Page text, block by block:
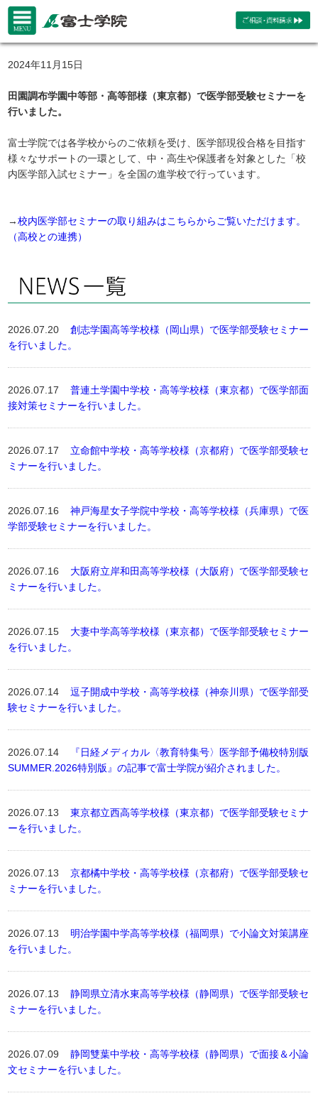
2024年11月15日
田園調布学園中等部・高等部様（東京都）で医学部受験セミナーを
行いました。
富士学院では各学校からのご依頼を受け、医学部現役合格を目指す
様々なサポートの一環として、中・高生や保護者を対象とした「校
内医学部入試セミナー」を全国の進学校で行っています。
→校内医学部セミナーの取り組みはこちらからご覧いただけます。
（高校との連携）
2026.07.20創志学園高等学校様（岡山県）で医学部受験セミナー
を行いました。
2026.07.17普連土学園中学校・高等学校様（東京都）で医学部面
接対策セミナーを行いました。
2026.07.17 立命館中学校・高等学校様（京都府）で医学部受験セ
ミナーを行いました。
2026.07.16神戸海星女子学院中学校・高等学校様（兵庫県）で医
学部受験セミナーを行いました。
2026.07.16 大阪府立岸和田高等学校様（大阪府）で医学部受験セ
ミナーを行いました。
2026.07.15 大妻中学高等学校様（東京都）で医学部受験セミナー
を行いました。
2026.07.14逗子開成中学校・高等学校様（神奈川県）で医学部受
験セミナーを行いました。
2026.07.14
『日経メディカル〈教育特集号〉医学部予備校特別版
SUMMER.2026特別版』の記事で富士学院が紹介されました。
2026.07.13東京都立西高等学校様（東京都）で医学部受験セミナ
ーを行いました。
2026.07.13京都橘中学校・高等学校様（京都府）で医学部受験セ
ミナーを行いました。
2026.07.13 明治学園中学高等学校様（福岡県）で小論文対策講座
を行いました。
2026.07.13静岡県立清水東高等学校様（静岡県）で医学部受験セ
ミナーを行いました。
2026.07.09静岡雙葉中学校・高等学校様（静岡県）で面接＆小論
文セミナーを行いました。